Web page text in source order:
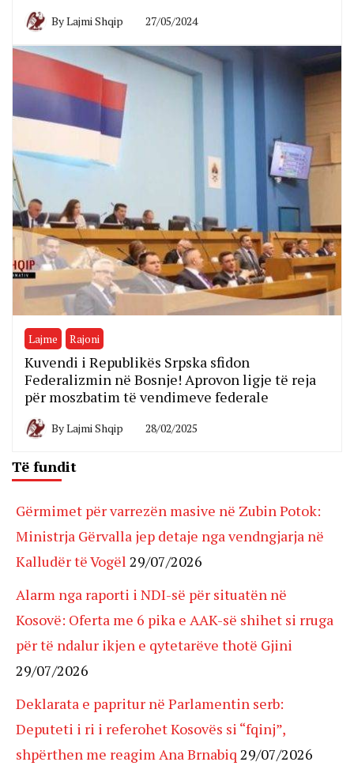
ByLajmi Shqip 27/05/2024
Lajme Rajoni
Kuvendi i Republikës Srpska sfidon
Federalizmin në Bosnje! Aprovon ligje të reja
për moszbatim të vendimeve federale
ByLajmi Shqip 28/02/2025
Të fundit
Gërmimet për varrezën masive në Zubin Potok:
Ministrja Gërvalla jep detaje nga vendngjarja në
Kalludër të Vogël 29/07/2026
Alarm nga raporti i NDI-së për situatën në
Kosovë: Oferta me 6 pika e AAK-së shihet si rruga
për të ndalur ikjen e qytetarëve thotë Gjini
29/07/2026
Deklarata e papritur në Parlamentin serb:
Deputeti i ri i referohet Kosovës si “fqinj”,
shpërthen me reagim Ana Brnabiq 29/07/2026